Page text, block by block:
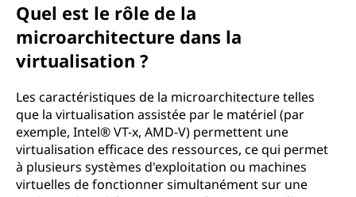
Quel est le rôle de la
microarchitecture dans la
virtualisation ?
Les caractéristiques de la microarchitecture telles
que la virtualisation assistée par le matériel (par
exemple, Intel® VT-x, AMD-V) permettent une
virtualisation efficace des ressources, ce qui permet
à plusieurs systèmes d'exploitation ou machines
virtuelles de fonctionner simultanément sur une